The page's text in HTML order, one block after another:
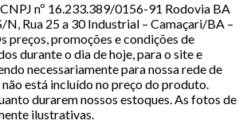
nº 16.233.389/0156-91 Rodovia BA
N, Rua 25 a 30 Industrial – Camaçari/BA –
preços, promoções e condições de
durante o dia de hoje, para o site e
necessariamente para nossa rede de
está incluído no preço do produto.
durarem nossos estoques. As fotos de
ilustrativas.